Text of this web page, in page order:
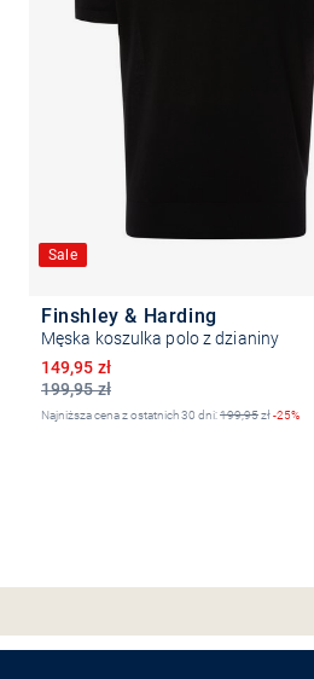
Sale
Finshley & Harding
Męska koszulka polo z dzianiny
199,95 zł
Obniżona cena
149,95 zł
Najniższa cena z ostatnich 30 dni:199,95zł-25%